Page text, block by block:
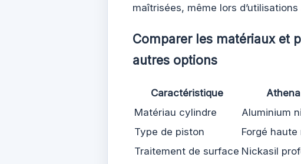
maîtrisées, même lors
Comparer les matériaux et
autres options
Caractéristique
Matériau cylindre
Aluminium
Type de piston
Forgé
Traitement de surface Nickasil